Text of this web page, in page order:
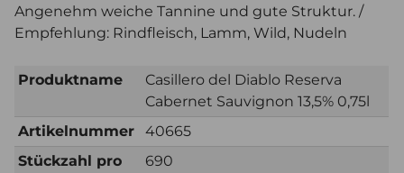
Angenehm weiche Tannine und gute Struktur. /
Empfehlung: Rindfleisch, Lamm, Wild, Nudeln
Produktname
Casillero del Diablo Reserva
Cabernet Sauvignon 13,5% 0,75l
Artikelnummer
40665
Stückzahl pro
690